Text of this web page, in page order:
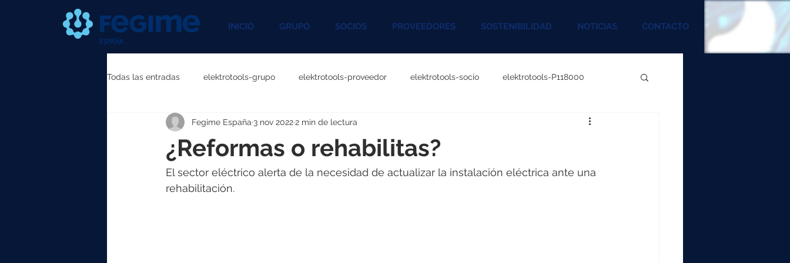
INICIO GRUPO SOCIOS PROVEEDORES SOSTENIBILIDAD NOTICIAS CONTACTO
Todas las entradas elektrotools-grupo elektrotools-proveedor elektrotools-socio elektrotools-P118000
elektrotools-P111000 elektrotools-P060000 elektrotools-P027000
elektrotools-P087000 elektrotools-P096000 elektrotools-P041000 elektrotools-P083000
¿Reformas o rehabilitas?
Fegime España 3 nov 20222 min de lectura
El sector eléctrico alerta de la necesidad de actualizar la instalación eléctrica ante una
rehabilitación.